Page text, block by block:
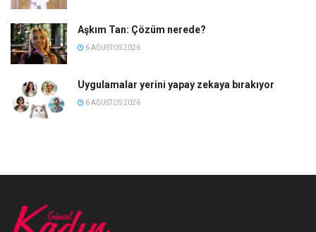
Aşkım Tan: Çözüm nerede?
6 AĞUSTOS 2026
Uygulamalar yerini yapay zekaya bırakıyor
6 AĞUSTOS 2026